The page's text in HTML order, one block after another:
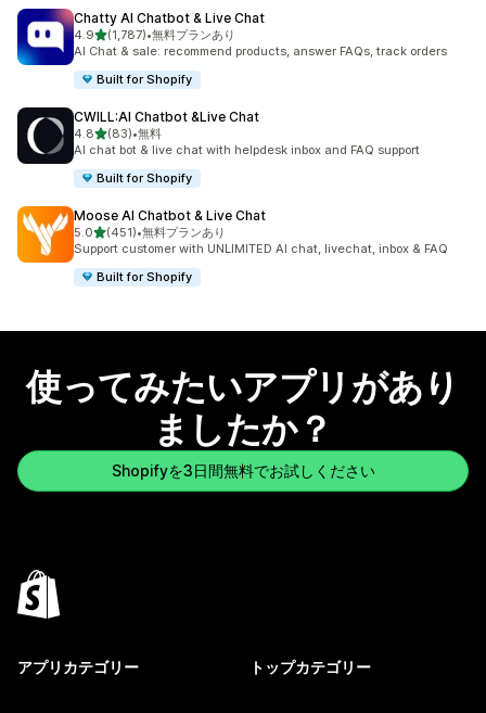
Chatty AI Chatbot & Live Chat
4.95つ星中
(1,787)
合計レビュー数：1787件
•無料プランあり
AI Chat & sale: recommend products, answer FAQs, track orders
Built for Shopify
CWILL:AI Chatbot &Live Chat
4.85つ星中
(83)
合計レビュー数：83件
•無料
AI chat bot & live chat with helpdesk inbox and FAQ support
Built for Shopify
Moose AI Chatbot & Live Chat
5.05つ星中
(451)
合計レビュー数：451件
•無料プランあり
Support customer with UNLIMITED AI chat, livechat, inbox & FAQ
Built for Shopify
使ってみたいアプリがあり
ましたか？
Shopifyを3日間無料でお試しください
アプリカテゴリー トップカテゴリー